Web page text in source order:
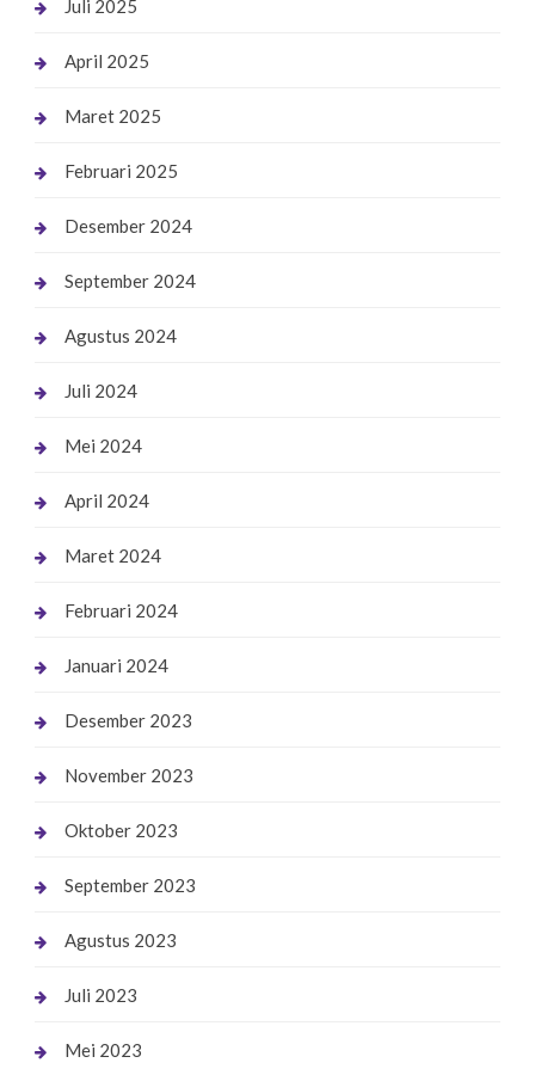
Juli 2025
April 2025
Maret 2025
Februari 2025
Desember 2024
September 2024
Agustus 2024
Juli 2024
Mei 2024
April 2024
Maret 2024
Februari 2024
Januari 2024
Desember 2023
November 2023
Oktober 2023
September 2023
Agustus 2023
Juli 2023
Mei 2023